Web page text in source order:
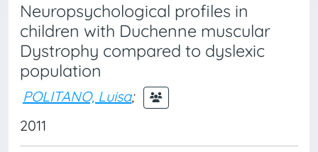
Neuropsychological profiles in
children with Duchenne muscular
Dystrophy compared to dyslexic
population
POLITANO, Luisa;
2011